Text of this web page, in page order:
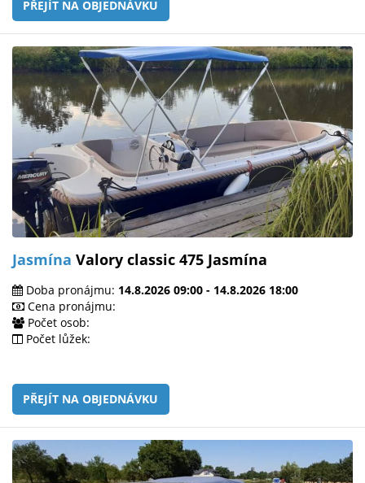
PŘEJÍT NA OBJEDNÁVKU
Jasmína Valory classic 475 Jasmína
Doba pronájmu: 14.8.2026 09:00 - 14.8.2026 18:00
Cena pronájmu:
Počet osob:
Počet lůžek:
PŘEJÍT NA OBJEDNÁVKU